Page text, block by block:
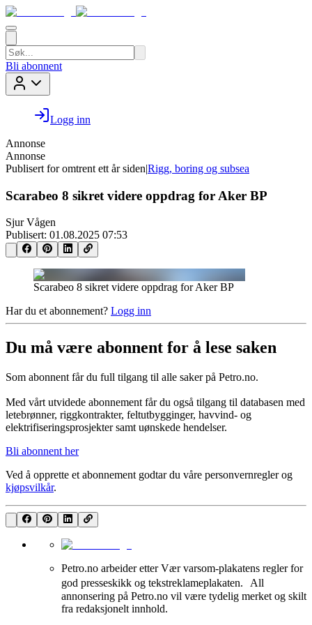
Bli abonnent
Logg inn
Annonse
Annonse
Publisert for omtrent ett år siden|Rigg, boring og subsea
Scarabeo 8 sikret videre oppdrag for Aker BP
Sjur Vågen
Publisert: 01.08.2025 07:53
Scarabeo 8 sikret videre oppdrag for Aker BP
Har du et abonnement? Logg inn
Du må være abonnent for å lese saken
Som abonnent får du full tilgang til alle saker på Petro.no.
Med vårt utvidede abonnement får du også tilgang til databasen med
letebrønner, riggkontrakter, feltutbygginger, havvind- og
elektrifiseringsprosjekter samt uønskede hendelser.
Bli abonnent her
Ved å opprette et abonnement godtar du våre personvernreglerog
kjøpsvilkår.
Petro.no arbeider etter Vær varsom-plakatens regler for
god presseskikk og tekstreklameplakaten. All
annonsering på Petro.no vil være tydelig merket og skilt
fra redaksjonelt innhold.